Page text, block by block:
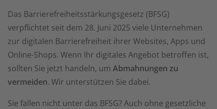
Das Barrierefreiheitsstärkungsgesetz (BFSG)
verpflichtet seit dem 28. Juni 2025 viele Unternehmen
zur digitalen Barrierefreiheit ihrer Websites, Apps und
Online-Shops. Wenn Ihr digitales Angebot betroffen ist,
sollten Sie jetzt handeln, um Abmahnungen zu
vermeiden. Wir unterstützen Sie dabei.
Sie fallen nicht unter das BFSG? Auch ohne gesetzliche